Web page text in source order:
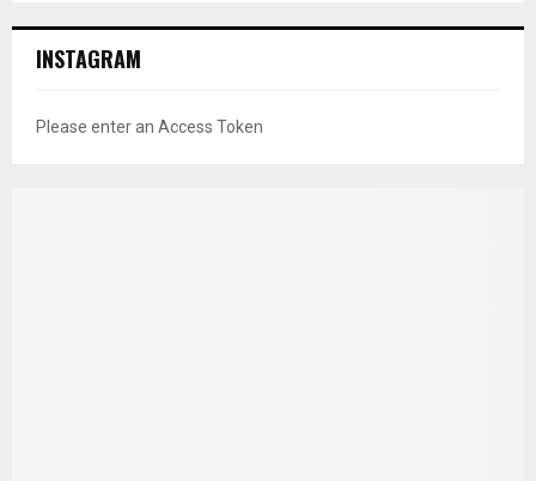
INSTAGRAM
Please enter an Access Token